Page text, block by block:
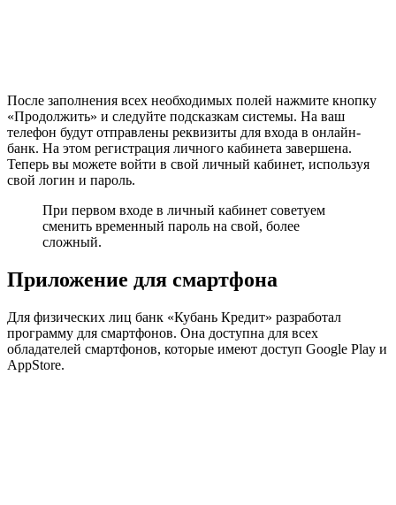
После заполнения всех необходимых полей нажмите кнопку
«Продолжить» и следуйте подсказкам системы. На ваш
телефон будут отправлены реквизиты для входа в онлайн-
банк. На этом регистрация личного кабинета завершена.
Теперь вы можете войти в свой личный кабинет, используя
свой логин и пароль.
При первом входе в личный кабинет советуем
сменить временный пароль на свой, более
сложный.
Приложение для смартфона
Для физических лиц банк «Кубань Кредит» разработал
программу для смартфонов. Она доступна для всех
обладателей смартфонов, которые имеют доступ Google Play и
AppStore.